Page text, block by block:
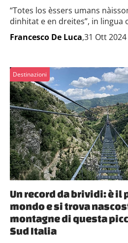
“Totes los èssers umans
dinhitat e en dreites”, in lingua
Francesco De Luca,31 Ott 2024
Destinazioni
Un record da brividi: è il
mondo e si trova
montagne di questa
Sud Italia